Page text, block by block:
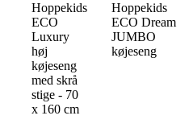
Hoppekids
ECO
Luxury
høj
køjeseng
med skrå
stige - 70
x 160 cm
Hoppekids
ECO Dream
JUMBO
køjeseng